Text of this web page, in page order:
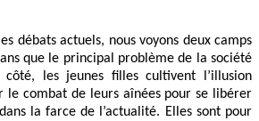
débats actuels, nous voyons deux camps
que le principal problème de la société
côté, les jeunes filles cultivent l’illusion
le combat de leurs aînées pour se libérer
la farce de l’actualité. Elles sont pour